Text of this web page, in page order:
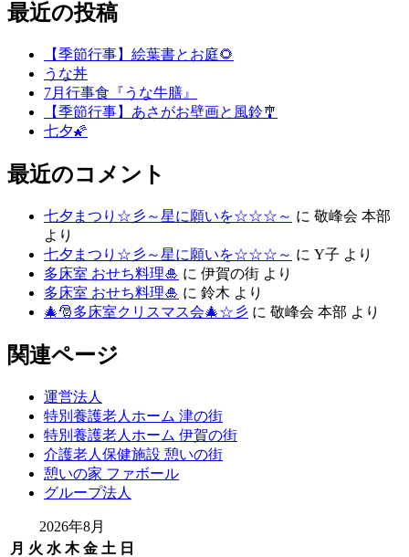
最近の投稿
【季節行事】絵葉書とお庭🌻
うな丼
7月行事食『うな牛膳』
【季節行事】あさがお壁画と風鈴🎐
七夕🌠
最近のコメント
七夕まつり☆彡～星に願いを☆☆☆～ に 敬峰会 本部
より
七夕まつり☆彡～星に願いを☆☆☆～ に Y子 より
多床室 おせち料理🎍 に 伊賀の街 より
多床室 おせち料理🎍 に 鈴木 より
🎄🎅多床室クリスマス会🎄☆彡 に 敬峰会 本部 より
関連ページ
運営法人
特別養護老人ホーム 津の街
特別養護老人ホーム 伊賀の街
介護老人保健施設 憩いの街
憩いの家 ファボール
グループ法人
2026年8月
月 火 水 木 金 土 日